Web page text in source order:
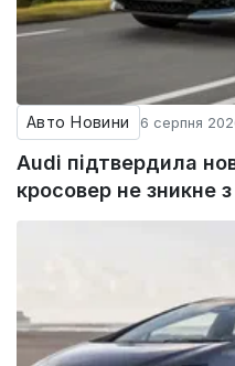
Авто Новини 6 серпня
Audi підтвердила
кросовер не зникне